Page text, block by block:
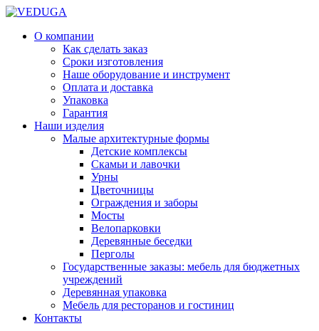
О компании
Как сделать заказ
Сроки изготовления
Наше оборудование и инструмент
Оплата и доставка
Упаковка
Гарантия
Наши изделия
Малые архитектурные формы
Детские комплексы
Скамьи и лавочки
Урны
Цветочницы
Ограждения и заборы
Мосты
Велопарковки
Деревянные беседки
Перголы
Государственные заказы: мебель для бюджетных
учреждений
Деревянная упаковка
Мебель для ресторанов и гостиниц
Контакты